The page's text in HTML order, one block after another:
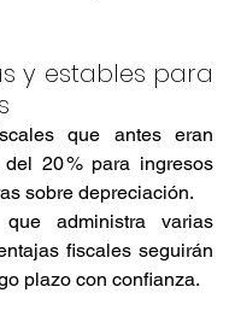
y estables para
que antes eran
20 % para ingresos
sobre depreciación.
administra varias
fiscales seguirán
plazo con confianza.